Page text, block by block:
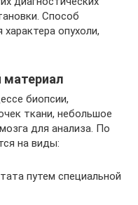
Способ
опухоли,
материал
биопсии,
ткани, небольшое
для анализа. По
на виды:
путем специальной